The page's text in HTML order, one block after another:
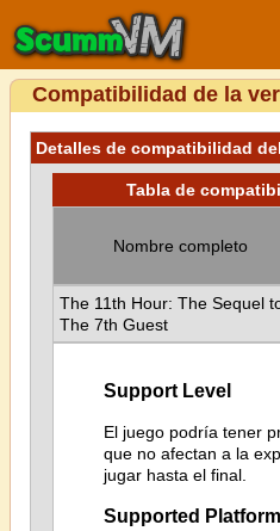
Compatibilidad de la
Detalles de compatibilidad
Tabla de
Nombre completo
The 11th Hour: The Sequel
The 7th Guest
Support Level
El juego podría tener
que no afectan a la
jugar hasta el final.
Supported